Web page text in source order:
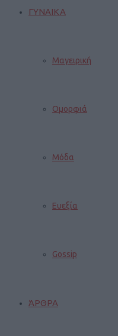
ΓΥΝΑΙΚΑ
Μαγειρική
Ομορφιά
Μόδα
Ευεξία
Gossip
ΆΡΘΡΑ